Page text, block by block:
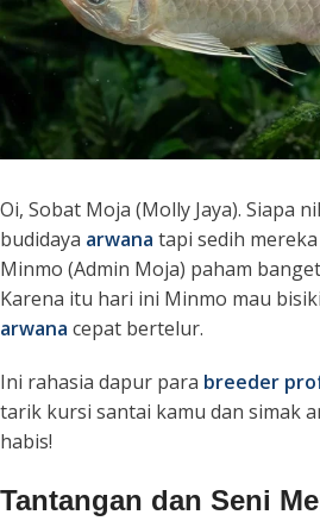
Oi, Sobat Moja (Molly Jaya). Siapa
budidaya arwana tapi sedih
Minmo (Admin Moja) paham
Karena itu hari ini Minmo mau
arwana cepat bertelur.
Ini rahasia dapur para breeder
tarik kursi santai kamu dan simak
habis!
Tantangan dan Seni